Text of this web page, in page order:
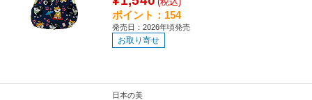
ポイント：154
発売日：2026年頃発売
お取り寄せ
日本の美